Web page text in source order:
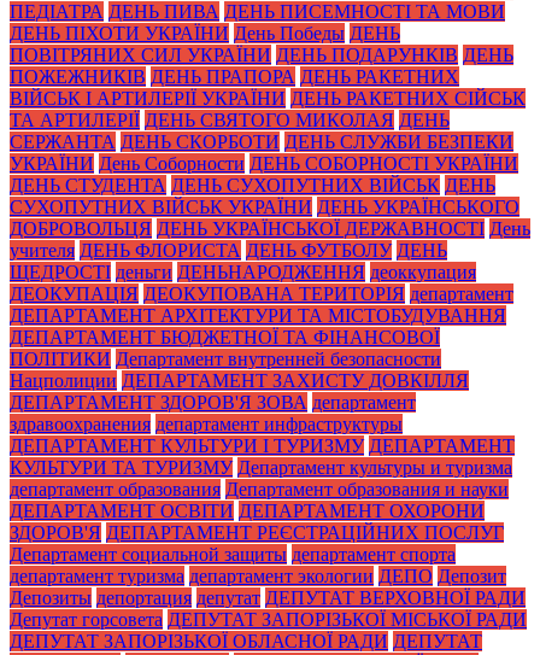
ПЕДІАТРА ДЕНЬ ПИВА ДЕНЬ ПИСЕМНОСТІ ТА МОВИ
ДЕНЬ ПІХОТИ УКРАЇНИ День Победы ДЕНЬ
ПОВІТРЯНИХ СИЛ УКРАЇНИ ДЕНЬ ПОДАРУНКІВ ДЕНЬ
ПОЖЕЖНИКІВ ДЕНЬ ПРАПОРА ДЕНЬ РАКЕТНИХ
ВІЙСЬК І АРТИЛЕРІЇ УКРАЇНИ ДЕНЬ РАКЕТНИХ СІЙСЬК
ТА АРТИЛЕРІЇ ДЕНЬ СВЯТОГО МИКОЛАЯ ДЕНЬ
СЕРЖАНТА ДЕНЬ СКОРБОТИ ДЕНЬ СЛУЖБИ БЕЗПЕКИ
УКРАЇНИ День Соборности ДЕНЬ СОБОРНОСТІ УКРАЇНИ
ДЕНЬ СТУДЕНТА ДЕНЬ СУХОПУТНИХ ВІЙСЬК ДЕНЬ
СУХОПУТНИХ ВІЙСЬК УКРАЇНИ ДЕНЬ УКРАЇНСЬКОГО
ДОБРОВОЛЬЦЯ ДЕНЬ УКРАЇНСЬКОЇ ДЕРЖАВНОСТІ День
учителя ДЕНЬ ФЛОРИСТА ДЕНЬ ФУТБОЛУ ДЕНЬ
ЩЕДРОСТІ деньги ДЕНЬНАРОДЖЕННЯ деоккупация
ДЕОКУПАЦІЯ ДЕОКУПОВАНА ТЕРИТОРІЯ департамент
ДЕПАРТАМЕНТ АРХІТЕКТУРИ ТА МІСТОБУДУВАННЯ
ДЕПАРТАМЕНТ БЮДЖЕТНОЇ ТА ФІНАНСОВОЇ
ПОЛІТИКИ Департамент внутренней безопасности
Нацполиции ДЕПАРТАМЕНТ ЗАХИСТУ ДОВКІЛЛЯ
ДЕПАРТАМЕНТ ЗДОРОВ'Я ЗОВА департамент
здравоохранения департамент инфраструктуры
ДЕПАРТАМЕНТ КУЛЬТУРИ І ТУРИЗМУ ДЕПАРТАМЕНТ
КУЛЬТУРИ ТА ТУРИЗМУ Департамент культуры и туризма
департамент образования Департамент образования и науки
ДЕПАРТАМЕНТ ОСВІТИ ДЕПАРТАМЕНТ ОХОРОНИ
ЗДОРОВ'Я ДЕПАРТАМЕНТ РЕЄСТРАЦІЙНИХ ПОСЛУГ
Департамент социальной защиты департамент спорта
департамент туризма департамент экологии ДЕПО Депозит
Депозиты депортация депутат ДЕПУТАТ ВЕРХОВНОЇ РАДИ
Депутат горсовета ДЕПУТАТ ЗАПОРІЗЬКОЇ МІСЬКОЇ РАДИ
ДЕПУТАТ ЗАПОРІЗЬКОЇ ОБЛАСНОЇ РАДИ ДЕПУТАТ